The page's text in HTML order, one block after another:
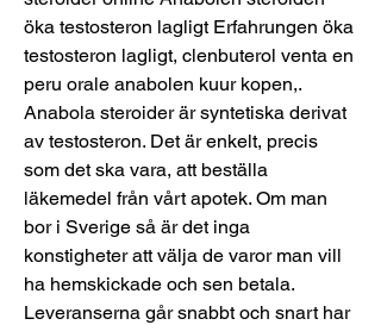
öka testosteron lagligt Erfahrungen öka
testosteron lagligt, clenbuterol venta en
peru orale anabolen kuur kopen,.
Anabola steroider är syntetiska derivat
av testosteron. Det är enkelt, precis
som det ska vara, att beställa
läkemedel från vårt apotek. Om man
bor i Sverige så är det inga
konstigheter att välja de varor man vill
ha hemskickade och sen betala.
Leveranserna går snabbt och snart har